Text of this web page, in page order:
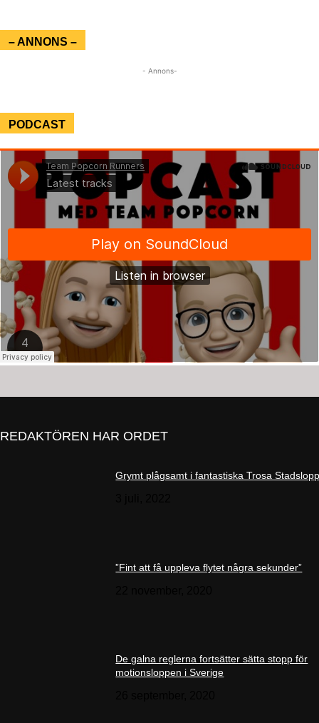
– ANNONS –
- Annons-
PODCAST
REDAKTÖREN HAR ORDET
Grymt plågsamt i fantastiska Trosa
”Fint att få uppleva flytet några sekunder”
De galna reglerna fortsätter sätta stopp för
motionsloppen i Sverige